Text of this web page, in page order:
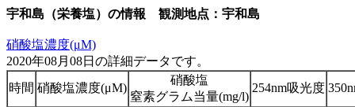
宇和島（栄養塩）の情報 観測地点：宇和島
硝酸塩濃度(μM)
2020年08月08日の詳細データです。
時間 硝酸塩濃度(μM)
硝酸塩
窒素グラム当量(mg/l)
254nm吸光度